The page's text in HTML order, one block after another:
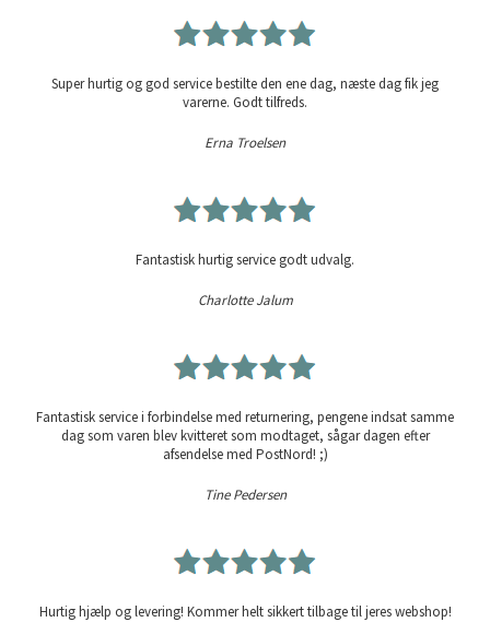
Super hurtig og god service bestilte den ene dag, næste dag fik jeg
varerne. Godt tilfreds.
Erna Troelsen
Fantastisk hurtig service godt udvalg.
Charlotte Jalum
Fantastisk service i forbindelse med returnering, pengene indsat samme
dag som varen blev kvitteret som modtaget, sågar dagen efter
afsendelse med PostNord! ;)
Tine Pedersen
Hurtig hjælp og levering! Kommer helt sikkert tilbage til jeres webshop!